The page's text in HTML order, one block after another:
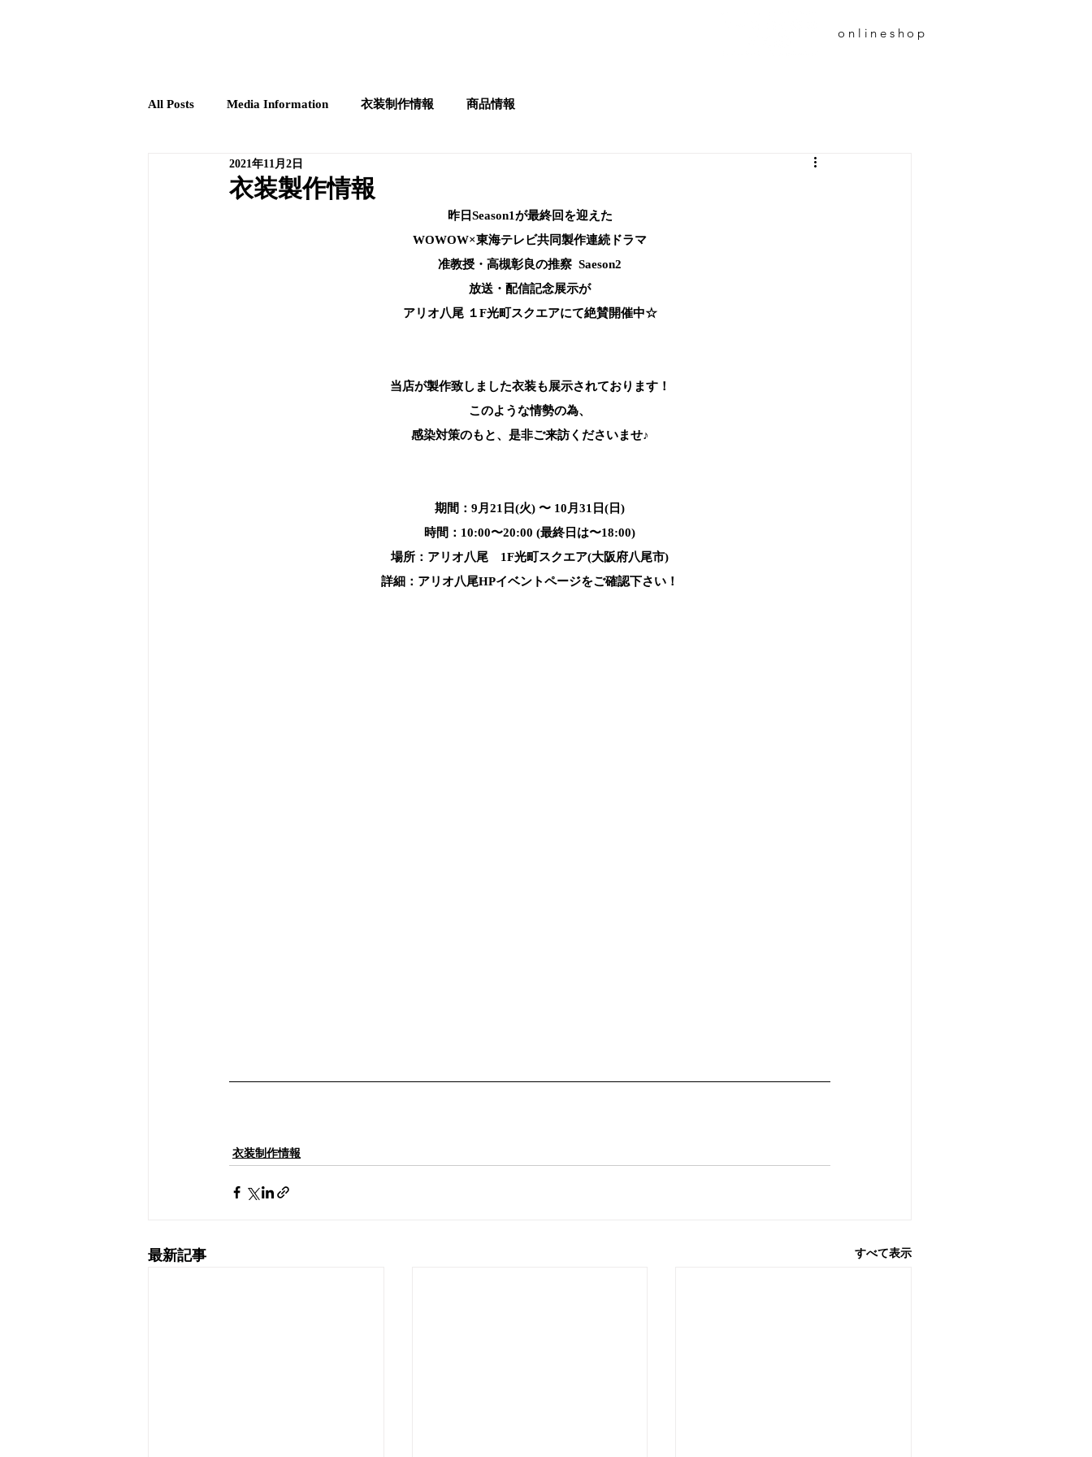
onlineshop
All Posts Media Information 衣装制作情報 商品情報
衣装製作情報
2021年11月2日
昨日Season1が最終回を迎えた
WOWOW×東海テレビ共同製作連続ドラマ
准教授・高槻彰良の推察  Saeson2
放送・配信記念展示が
アリオ八尾 １F光町スクエアにて絶賛開催中☆
当店が製作致しました衣装も展示されております！
このような情勢の為、
感染対策のもと、是非ご来訪くださいませ♪
期間：9月21日(火) 〜 10月31日(日)
時間：10:00〜20:00 (最終日は〜18:00)
場所：アリオ八尾　1F光町スクエア(大阪府八尾市)
詳細：アリオ八尾HPイベントページをご確認下さい！
衣装制作情報
最新記事 すべて表示